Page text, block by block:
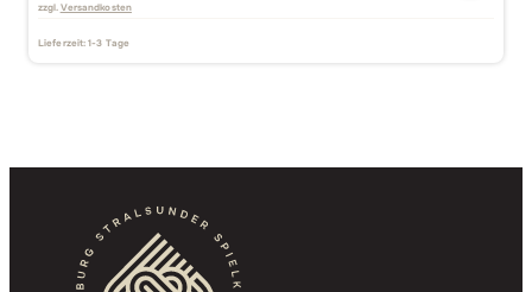
zzgl. Versandkosten
Lieferzeit:1-3 Tage